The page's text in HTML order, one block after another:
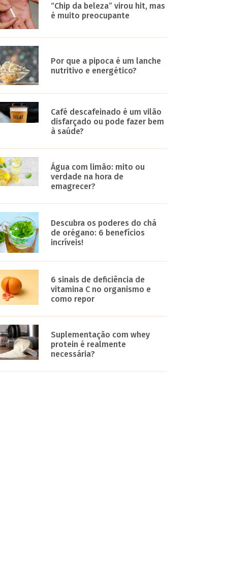
“Chip da beleza” virou hit, mas
é muito preocupante
Por que a pipoca é um lanche
nutritivo e energético?
Café descafeinado é um vilão
disfarçado ou pode fazer bem
à saúde?
Água com limão: mito ou
verdade na hora de
emagrecer?
Descubra os poderes do chá
de orégano: 6 benefícios
incríveis!
6 sinais de deficiência de
vitamina C no organismo e
como repor
Suplementação com whey
protein é realmente
necessária?